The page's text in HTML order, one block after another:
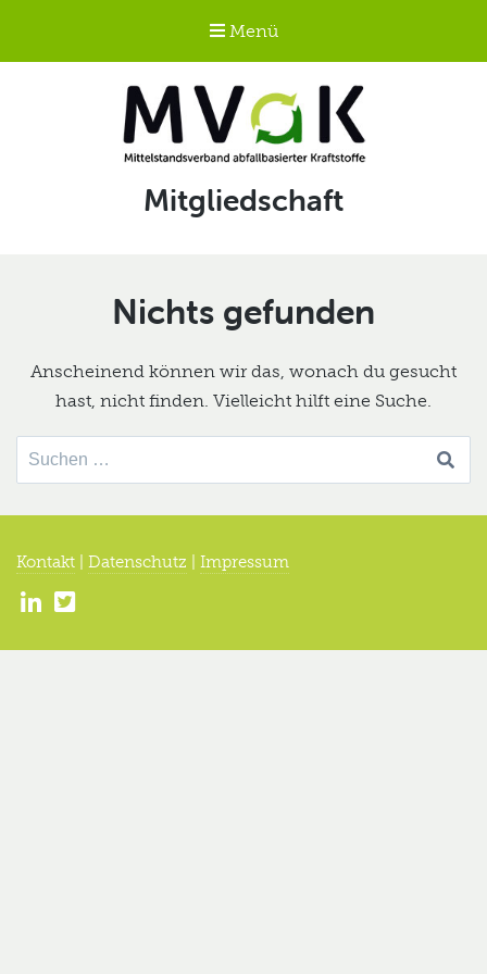
Menü
Mittelstandsverband
abfallbasierter
Schlagwort:
Mitgliedschaft
Nichts gefunden
Anscheinend können wir das, wonach du gesucht
hast, nicht finden. Vielleicht hilft eine Suche.
Suche
nach:
Kontakt Datenschutz Impressum